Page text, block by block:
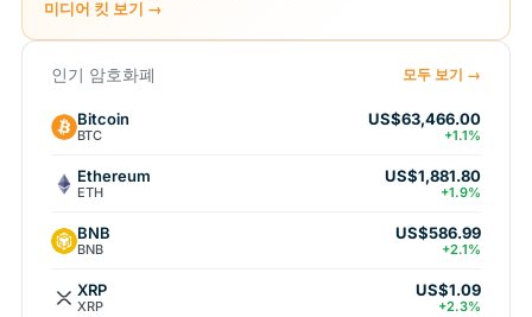
미디어 킷 보기 →
인기 암호화폐 모두 보기 →
Bitcoin
BTC
US$63,466.00
+1.1%
Ethereum
ETH
US$1,881.80
+1.9%
BNB
BNB
US$586.99
+2.1%
XRP
XRP
US$1.09
+2.3%